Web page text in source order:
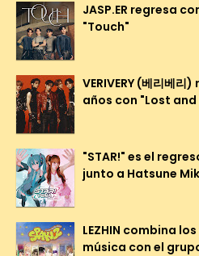
JASP.ER regresa
"Touch"
VERIVERY (베리베
años con "Lost and
"STAR!" es el
junto a Hatsune
LEZHIN combina
música con el grupo